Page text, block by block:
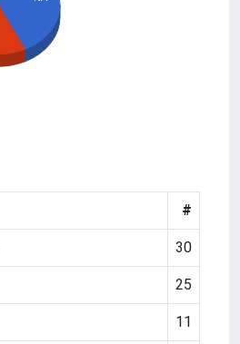
#
30
25
11